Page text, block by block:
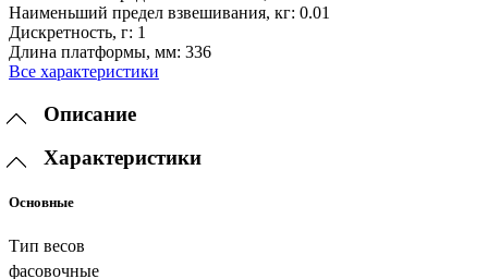
Наименьший предел взвешивания, кг: 0.01
Дискретность, г: 1
Длина платформы, мм: 336
Все характеристики
Описание
Характеристики
Основные
Тип весов
фасовочные